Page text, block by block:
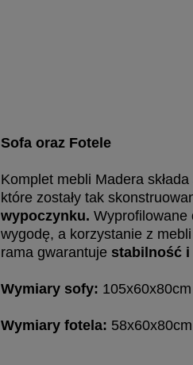
Sofa oraz Fotele
Komplet mebli Madera składa
które zostały tak
wypoczynku. Wyprofilowane
wygodę, a korzystanie z
rama gwarantuje stabilność i
Wymiary sofy:
Wymiary fotela: